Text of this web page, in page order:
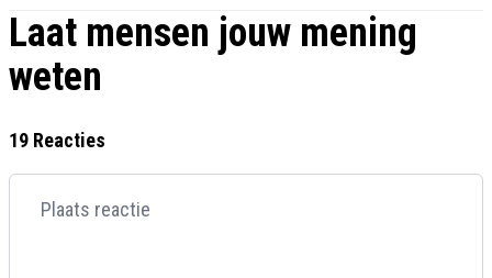
Laat mensen jouw mening
weten
19 Reacties